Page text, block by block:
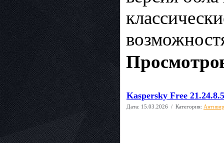
Kaspersky Free
Дата: 15.03.2026 / Категория: